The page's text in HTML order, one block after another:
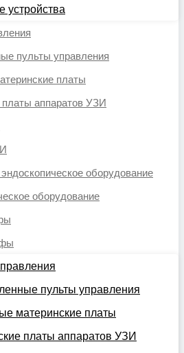
устройства
пульты управления
платы
аппаратов УЗИ
оборудование
оборудование
пульты управления
материнские платы
платы аппаратов УЗИ